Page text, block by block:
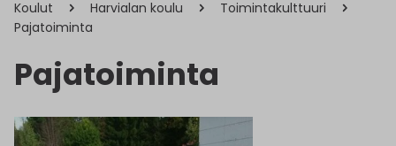
Koulut
Harvialan koulu
Toimintakulttuuri
Pajatoiminta
Pajatoiminta